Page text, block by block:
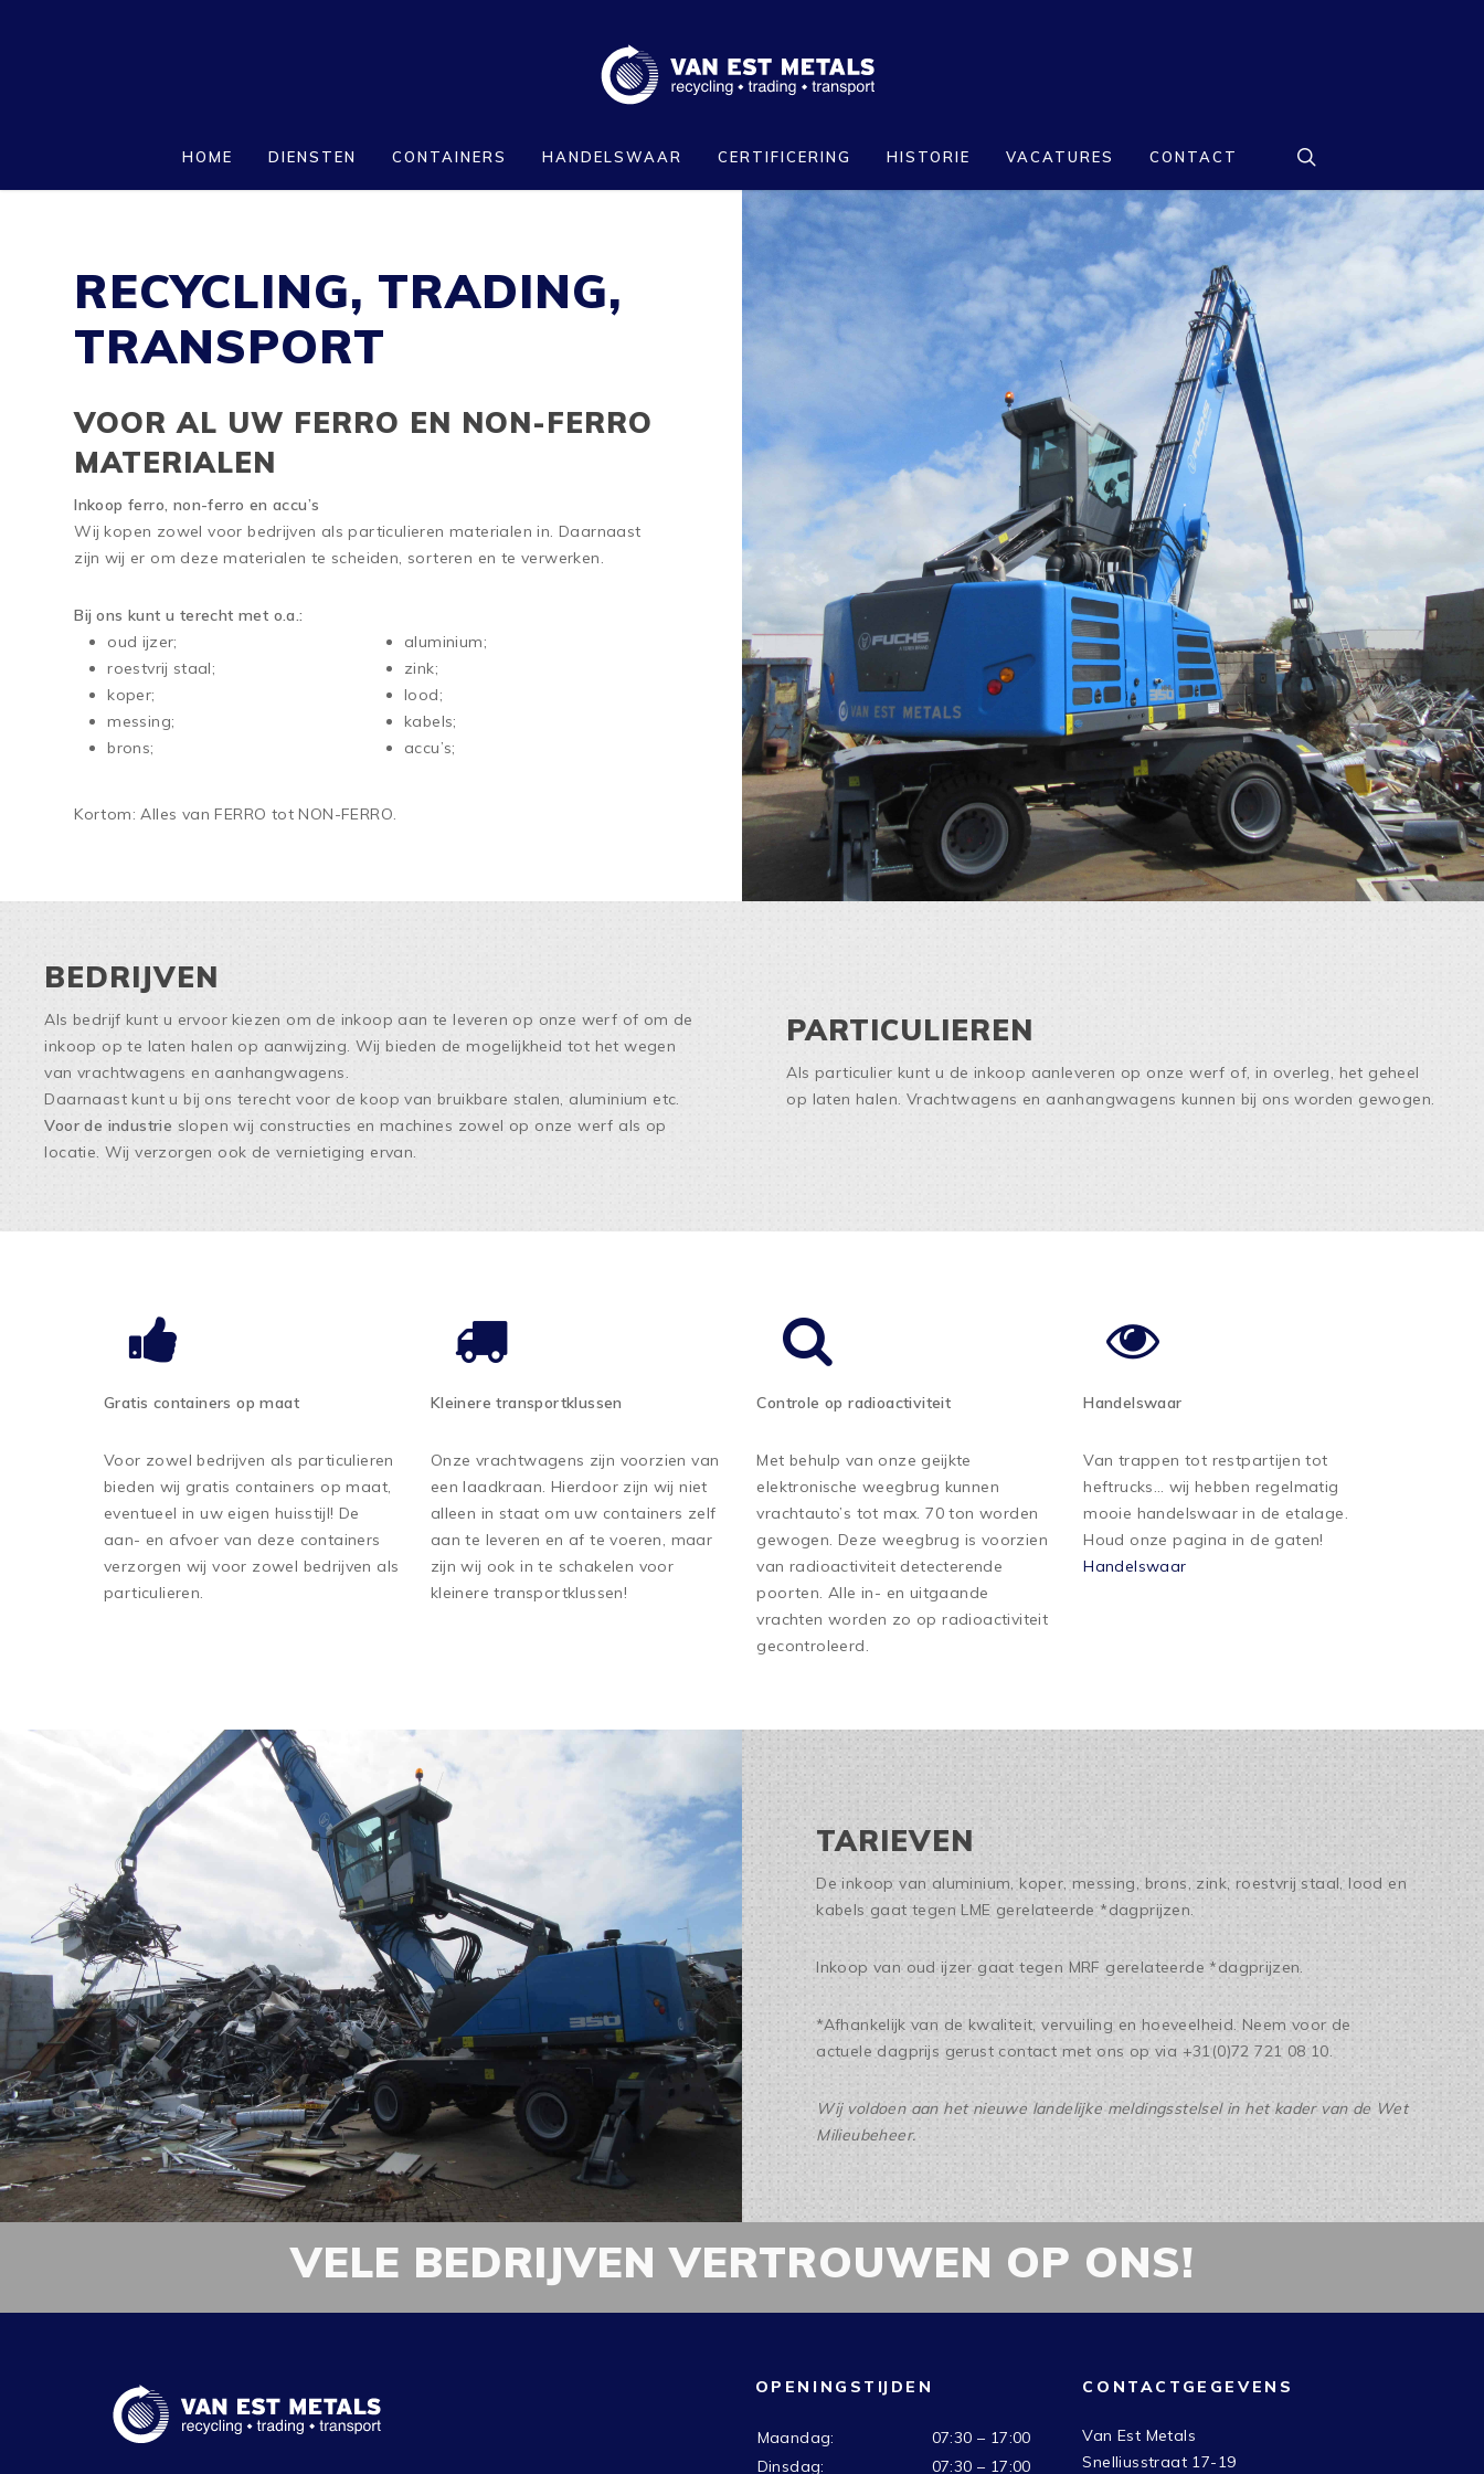
HOME DIENSTEN CONTAINERS HANDELSWAAR CERTIFICERING HISTORIE VACATURES CONTACT
RECYCLING, TRADING,
TRANSPORT
VOOR AL UW FERRO EN NON-FERRO
MATERIALEN
Inkoop ferro, non-ferro en accu’s
Wij kopen zowel voor bedrijven als particulieren materialen in. Daarnaast
zijn wij er om deze materialen te scheiden, sorteren en te verwerken.
Bij ons kunt u terecht met o.a.:
oud ijzer;
roestvrij staal;
koper;
messing;
brons;
aluminium;
zink;
lood;
kabels;
accu’s;
Kortom: Alles van FERRO tot NON-FERRO.
BEDRIJVEN
Als bedrijf kunt u ervoor kiezen om de inkoop aan te leveren op onze werf of om de
inkoop op te laten halen op aanwijzing. Wij bieden de mogelijkheid tot het wegen
van vrachtwagens en aanhangwagens.
Daarnaast kunt u bij ons terecht voor de koop van bruikbare stalen, aluminium etc.
Voor de industrie slopen wij constructies en machines zowel op onze werf als op
locatie. Wij verzorgen ook de vernietiging ervan.
PARTICULIEREN
Als particulier kunt u de inkoop aanleveren op onze werf of, in overleg, het geheel
op laten halen. Vrachtwagens en aanhangwagens kunnen bij ons worden gewogen.
Gratis containers op maat
Voor zowel bedrijven als particulieren
bieden wij gratis containers op maat,
eventueel in uw eigen huisstijl! De
aan- en afvoer van deze containers
verzorgen wij voor zowel bedrijven als
particulieren.
Kleinere transportklussen
Onze vrachtwagens zijn voorzien van
een laadkraan. Hierdoor zijn wij niet
alleen in staat om uw containers zelf
aan te leveren en af te voeren, maar
zijn wij ook in te schakelen voor
kleinere transportklussen!
Controle op radioactiviteit
Met behulp van onze geijkte
elektronische weegbrug kunnen
vrachtauto’s tot max. 70 ton worden
gewogen. Deze weegbrug is voorzien
van radioactiviteit detecterende
poorten. Alle in- en uitgaande
vrachten worden zo op radioactiviteit
gecontroleerd.
Handelswaar
Van trappen tot restpartijen tot
heftrucks… wij hebben regelmatig
mooie handelswaar in de etalage.
Houd onze pagina in de gaten!
Handelswaar
TARIEVEN
De inkoop van aluminium, koper, messing, brons, zink, roestvrij staal, lood en
kabels gaat tegen LME gerelateerde *dagprijzen.
Inkoop van oud ijzer gaat tegen MRF gerelateerde *dagprijzen.
*Afhankelijk van de kwaliteit, vervuiling en hoeveelheid. Neem voor de
actuele dagprijs gerust contact met ons op via +31(0)72 721 08 10.
Wij voldoen aan het nieuwe landelijke meldingsstelsel in het kader van de Wet
Milieubeheer.
VELE BEDRIJVEN VERTROUWEN OP ONS!
OPENINGSTIJDEN
Maandag:
07:30 – 17:00
Dinsdag:
07:30 – 17:00
CONTACTGEGEVENS
Van Est Metals
Snelliusstraat 17-19